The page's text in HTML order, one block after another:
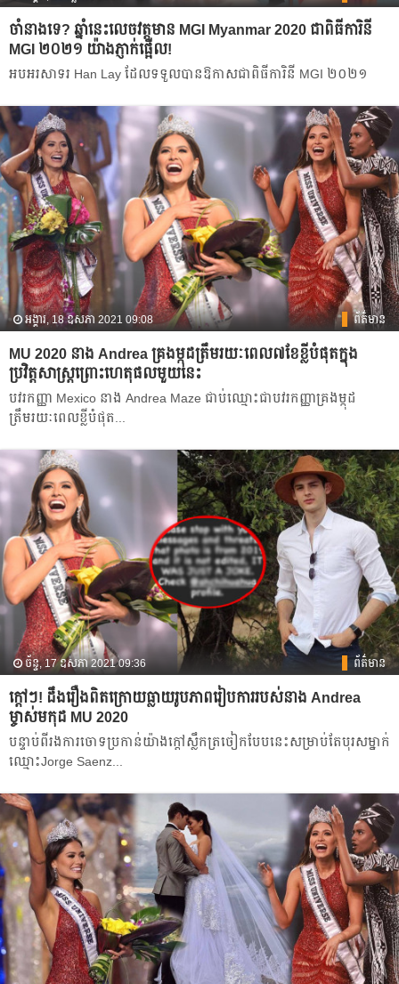
ចាំនាងទេ? ឆ្នាំនេះលេចវត្តមាន MGI Myanmar 2020 ជាពិធីការិនី
MGI ២០២១ យ៉ាងភ្ញាក់ផ្អើល!
អបអរសាទរ Han Lay ដែលទទួលបានឱកាសជាពិធីការិនី MGI ២០២១
អង្គារ, 18 ឧសភា 2021 09:08 ព័ត៌មាន
MU 2020 នាង Andrea គ្រងម្កុដត្រឹមរយៈពេល៧ខែខ្លីបំផុតក្នុង
ប្រវិត្តសាស្ត្រព្រោះហេតុផលមួយនេះ
បវរកញ្ញា Mexico នាង Andrea Maze ជាប់ឈ្មោះជាបវរកញ្ញាគ្រងម្កុដ
ត្រឹមរយៈពេលខ្លីបំផុត...
ច័ន្ទ, 17 ឧសភា 2021 09:36 ព័ត៌មាន
ក្ដៅៗ! ដឹងរឿងពិតក្រោយធ្លាយរូបភាពរៀបការរបស់នាង Andrea
ម្ចាស់មកុដ MU 2020
បន្ទាប់ពីរងការចោទប្រកាន់យ៉ាងក្ដៅស្លឹកត្រចៀកបែបនេះសម្រាប់តែបុរសម្នាក់
ឈ្មោះJorge Saenz...